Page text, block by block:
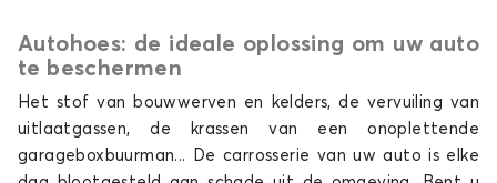
Autohoes voor POLESTAR POLESTAR 2
Autohoes: de ideale oplossing om uw auto
te beschermen
Het stof van bouwwerven en kelders, de vervuiling van
uitlaatgassen, de krassen van een onoplettende
garageboxbuurman... De carrosserie van uw auto is elke